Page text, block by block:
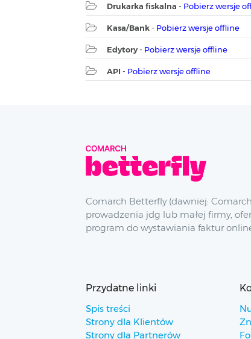
Drukarka fiskalna - Pobierz wersje
Kasa/Bank- Pobierz wersje offline
Edytory- Pobierz wersje offline
API - Pobierz wersje offline
Comarch Betterfly (dawniej:
prowadzenia jdg lub małej firmy,
program do wystawiania faktur
Przydatne linki
Spis treści
Strony dla Klientów
Strony dla Partnerów